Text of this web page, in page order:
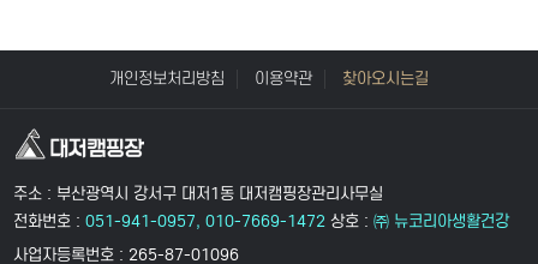
개인정보처리방침 이용약관 찾아오시는길
주소 : 부산광역시 강서구 대저1동 대저캠핑장관리사무실
전화번호 :051-941-0957, 010-7669-1472 상호 :㈜ 뉴코리아생활건강
사업자등록번호 : 265-87-01096